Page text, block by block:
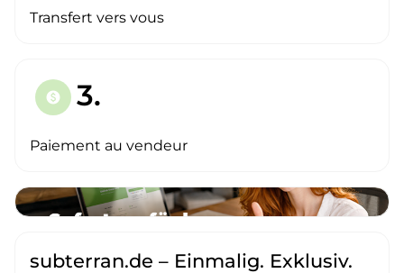
Transfert vers vous
paid 3.
Paiement au vendeur
subterran.de – Einmalig. Exklusiv.